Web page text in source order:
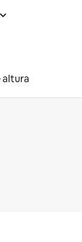
altura